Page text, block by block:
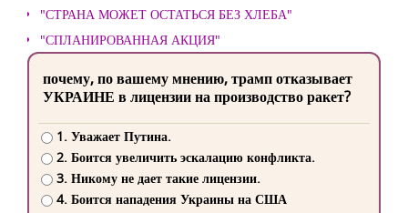
"СТРАНА МОЖЕТ ОСТАТЬСЯ БЕЗ ХЛЕБА"
"СПЛАНИРОВАННАЯ АКЦИЯ"
почему, по вашему мнению, трамп отказывает
УКРАИНЕ в лицензии на производство ракет?
1. Уважает Путина.
2. Боится увеличить эскалацию конфликта.
3. Никому не дает такие лицензии.
4. Боится нападения Украины на США